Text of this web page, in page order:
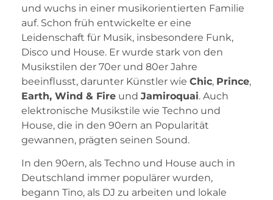
und wuchs in einer musikorientierten Familie
auf. Schon früh entwickelte er eine
Leidenschaft für Musik, insbesondere Funk,
Disco und House. Er wurde stark von den
Musikstilen der 70er und 80er Jahre
beeinflusst, darunter Künstler wie Chic, Prince,
Earth, Wind & Fire und Jamiroquai. Auch
elektronische Musikstile wie Techno und
House, die in den 90ern an Popularität
gewannen, prägten seinen Sound.
In den 90ern, als Techno und House auch in
Deutschland immer populärer wurden,
begann Tino, als DJ zu arbeiten und lokale